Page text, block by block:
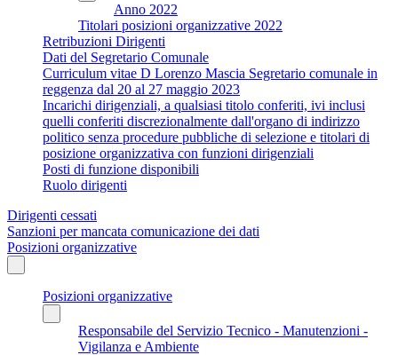
Anno 2022
Titolari posizioni organizzative 2022
Retribuzioni Dirigenti
Dati del Segretario Comunale
Curriculum vitae D Lorenzo Mascia Segretario comunale in
reggenza dal 20 al 27 maggio 2023
Incarichi dirigenziali, a qualsiasi titolo conferiti, ivi inclusi
quelli conferiti discrezionalmente dall'organo di indirizzo
politico senza procedure pubbliche di selezione e titolari di
posizione organizzativa con funzioni dirigenziali
Posti di funzione disponibili
Ruolo dirigenti
Dirigenti cessati
Sanzioni per mancata comunicazione dei dati
Posizioni organizzative
Posizioni organizzative
Responsabile del Servizio Tecnico - Manutenzioni -
Vigilanza e Ambiente